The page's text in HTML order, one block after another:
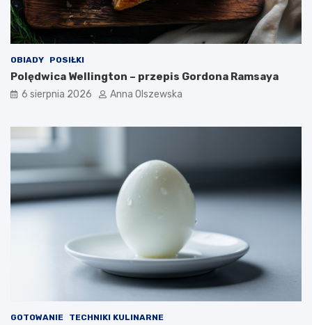
n
o
w
c
z
e
u
c
h
n
OBIADY POSIŁKI
Polędwica Wellington – przepis Gordona Ramsaya
6 sierpnia 2026 Anna Olszewska
GOTOWANIE TECHNIKI KULINARNE